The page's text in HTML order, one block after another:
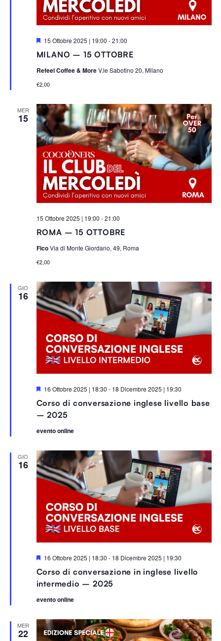
MILANO – 15 OTTOBRE
S
g
a
a
i
15 Ottobre 2025 | 19:00 -21:00
Refeel Coffee & MoreV.le Sabotino 20, Milano
€2,00
MER
15
ROMA – 15 OTTOBRE
15 Ottobre 2025 | 19:00 -21:00
FicoVia di Monte Giordano, 49, Roma
€2,00
GIO
16
Corso di conversazione inglese livello base
– 2025
S
g
l
a
i
16 Ottobre 2025 | 18:30 - 18 Dicembre 2025 | 19:30
evento online
GIO
16
Corso di conversazione in inglese livello
intermedio – 2025
S
g
n
a
l
a
i
16 Ottobre 2025 | 18:30 - 18 Dicembre 2025 | 19:30
evento online
MER
22